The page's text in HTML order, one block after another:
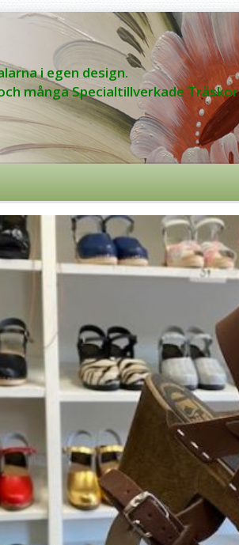
i egen design.
många Specialtillverkade Träskor